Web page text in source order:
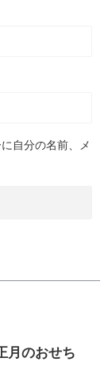
自分の名前、メ
月のおせち